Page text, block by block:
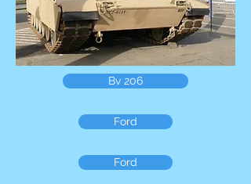
Bv 206
Ford
Ford